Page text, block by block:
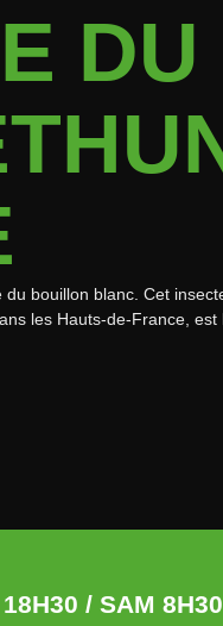
DU
du bouillon blanc. Cet
les Hauts-de-France,
/ SAM